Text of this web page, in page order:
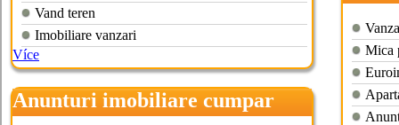
Vand teren
Imobiliare vanzari
Více
Anunturi imobiliare cumpar
Mica